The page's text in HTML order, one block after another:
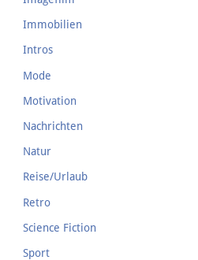
Immobilien
Intros
Mode
Motivation
Nachrichten
Natur
Reise/Urlaub
Retro
Science Fiction
Sport